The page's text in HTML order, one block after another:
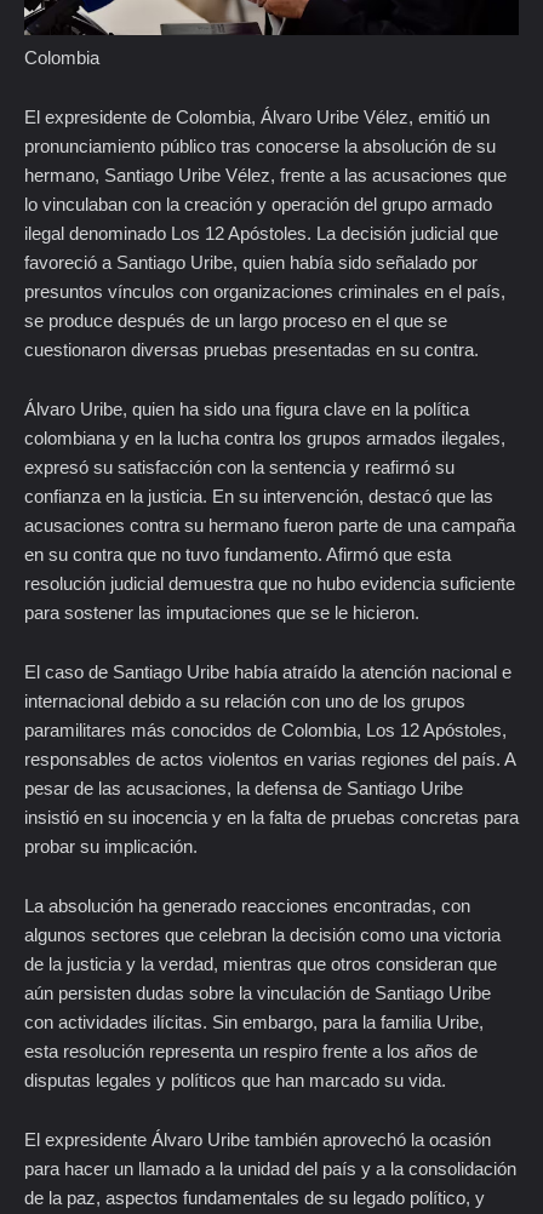
Colombia
El expresidente de Colombia, Álvaro Uribe Vélez, emitió un
pronunciamiento público tras conocerse la absolución de su
hermano, Santiago Uribe Vélez, frente a las acusaciones que
lo vinculaban con la creación y operación del grupo armado
ilegal denominado Los 12 Apóstoles. La decisión judicial que
favoreció a Santiago Uribe, quien había sido señalado por
presuntos vínculos con organizaciones criminales en el país,
se produce después de un largo proceso en el que se
cuestionaron diversas pruebas presentadas en su contra.
Álvaro Uribe, quien ha sido una figura clave en la política
colombiana y en la lucha contra los grupos armados ilegales,
expresó su satisfacción con la sentencia y reafirmó su
confianza en la justicia. En su intervención, destacó que las
acusaciones contra su hermano fueron parte de una campaña
en su contra que no tuvo fundamento. Afirmó que esta
resolución judicial demuestra que no hubo evidencia suficiente
para sostener las imputaciones que se le hicieron.
El caso de Santiago Uribe había atraído la atención nacional e
internacional debido a su relación con uno de los grupos
paramilitares más conocidos de Colombia, Los 12 Apóstoles,
responsables de actos violentos en varias regiones del país. A
pesar de las acusaciones, la defensa de Santiago Uribe
insistió en su inocencia y en la falta de pruebas concretas para
probar su implicación.
La absolución ha generado reacciones encontradas, con
algunos sectores que celebran la decisión como una victoria
de la justicia y la verdad, mientras que otros consideran que
aún persisten dudas sobre la vinculación de Santiago Uribe
con actividades ilícitas. Sin embargo, para la familia Uribe,
esta resolución representa un respiro frente a los años de
disputas legales y políticos que han marcado su vida.
El expresidente Álvaro Uribe también aprovechó la ocasión
para hacer un llamado a la unidad del país y a la consolidación
de la paz, aspectos fundamentales de su legado político, y